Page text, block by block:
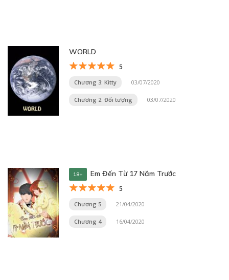
WORLD
5
Chương 3: Kitty 03/07/2020
Chương 2: Đối tượng 03/07/2020
18+ Em Đến Từ 17 Năm Trước
5
Chương 5 21/04/2020
Chương 4 16/04/2020